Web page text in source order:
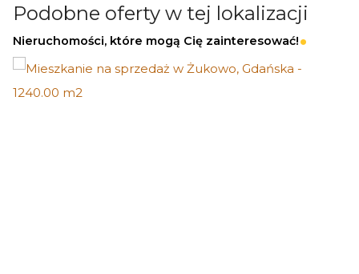
Podobne oferty w tej lokalizacji
Nieruchomości, które mogą Cię zainteresować!